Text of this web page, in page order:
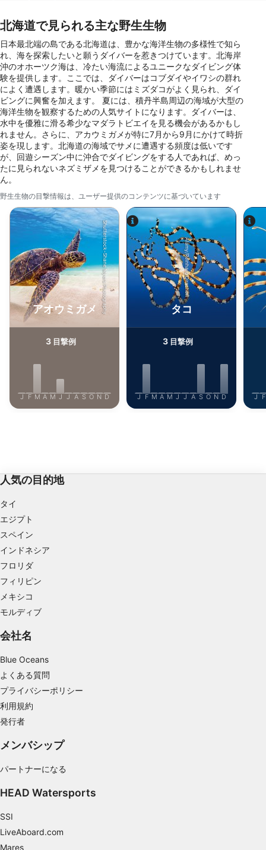
北海道で見られる主な野生生物
日本最北端の島である北海道は、豊かな海洋生物の多様性で知ら
れ、海を探索したいと願うダイバーを惹きつけています。北海岸
沖のオホーツク海は、冷たい海流によるユニークなダイビング体
験を提供します。ここでは、ダイバーはコブダイやイワシの群れ
によく遭遇します。暖かい季節にはミズダコがよく見られ、ダイ
ビングに興奮を加えます。 夏には、積丹半島周辺の海域が大型の
海洋生物を観察するための人気サイトになります。ダイバーは、
水中を優雅に滑る希少なマダラトビエイを見る機会があるかもし
れません。さらに、アカウミガメが特に7月から9月にかけて時折
姿を現します。北海道の海域でサメに遭遇する頻度は低いです
が、回遊シーズン中に沖合でダイビングをする人であれば、めっ
たに見られないネズミザメを見つけることができるかもしれませ
ん。
野生生物の目撃情報は、ユーザー提供のコンテンツに基づいています
Shutterstock-Shane Myers Photography
アオウミガメ
3目撃例
J F M A M J J A S O N D
Alamy/Reinhard Dirscherl
タコ
3目撃例
J F M A M J J A S O N D J F
人気の目的地
タイ
エジプト
スペイン
インドネシア
フロリダ
フィリピン
メキシコ
モルディブ
会社名
Blue Oceans
よくある質問
プライバシーポリシー
利用規約
発行者
メンバシップ
パートナーになる
HEAD Watersports
SSI
LiveAboard.com
Mares
する
広告の選択のために制限付きデータを利用する
パーソナライズ広告のためにプロファイルを作
成する
パーソナライズ広告の選択のためにプロファイ
ルを利用する
コンテンツをパーソナライズするためにプロフ
ァイルを作成する
パーソナライズコンテンツの選択のためにプロ
広告のパフォーマンスを測定する
コンテンツのパフォーマンスを測定する
統計情報または様々な情報源からのデータを組
み合わせてユーザー層を理解する
サービスを開発・改良する
コンテンツの選択のために制限付きデータを利
用する
正確な位置情報データを利用する
スの識別
機能的